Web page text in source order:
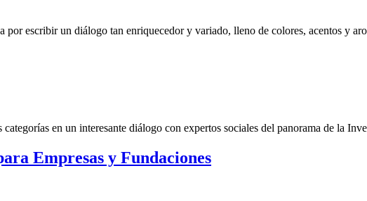
escribir un diálogo tan enriquecedor y variado, lleno de colores, acentos y
en un interesante diálogo con expertos sociales del panorama de la
Empresas y Fundaciones